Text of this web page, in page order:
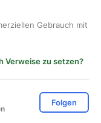
Gebrauch mit
Verweise zu setzen?
Folgen